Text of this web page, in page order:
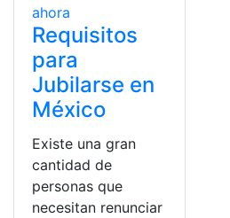
Requisitos
para
Jubilarse en
México
Existe una gran
cantidad de
personas que
necesitan renunciar